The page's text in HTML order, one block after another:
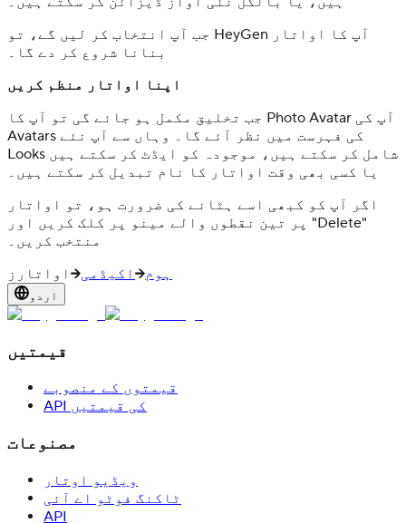
جب آپ انتخاب کر لیں گے، تو HeyGen آپ کا اواتار
بنانا شروع کر دے گا۔
اپنا اواتار منظم کریں
جب تخلیق مکمل ہو جائے گی تو آپ کا Photo Avatar آپ کی
Avatars کی فہرست میں نظر آئے گا۔ وہاں سے آپ نئے
Looks شامل کر سکتے ہیں، موجودہ کو ایڈٹ کر سکتے ہیں
یا کسی بھی وقت اواتار کا نام تبدیل کر سکتے ہیں۔
اگر آپ کو کبھی اسے ہٹانے کی ضرورت ہو، تو اواتار
پر تین نقطوں والے مینو پر کلک کریں اور "Delete"
منتخب کریں۔
ہوم
اکیڈمی اواتارز
اردو
قیمتیں
قیمتوں کے منصوبے
API کی قیمتیں
مصنوعات
ویڈیو اوتار
ٹاکنگ فوٹو اے آئی
API